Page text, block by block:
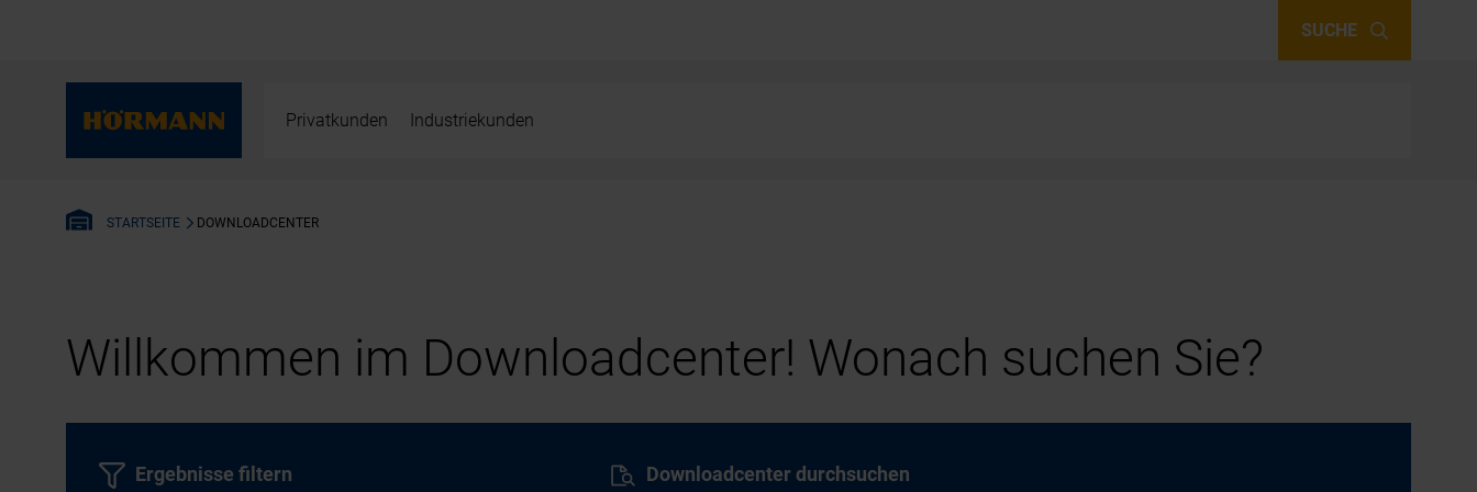
SUCHE
Privatkunden Industriekunden
STARTSEITE DOWNLOADCENTER
Willkommen im Downloadcenter! Wonach suchen Sie?
Downloadcenter durchsuchen
Ergebnisse filtern